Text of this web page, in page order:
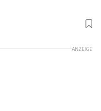
Atamanenko / Shutterstock.com
ANZEIGE